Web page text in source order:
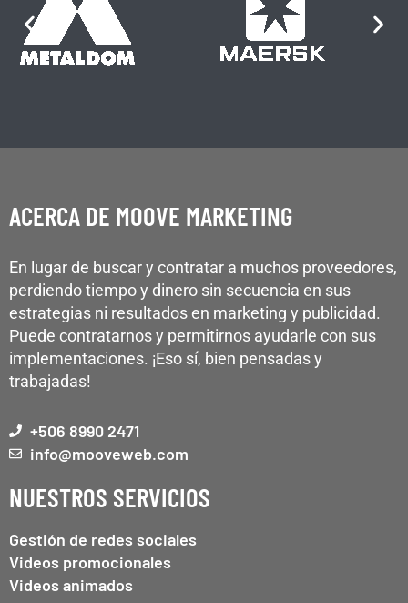
ACERCA DE MOOVE MARKETING
En lugar de buscar y contratar a muchos proveedores,
perdiendo tiempo y dinero sin secuencia en sus
estrategias ni resultados en marketing y publicidad.
Puede contratarnos y permitirnos ayudarle con sus
implementaciones. ¡Eso sí, bien pensadas y
trabajadas!
+506 8990 2471
info@mooveweb.com
NUESTROS SERVICIOS
Gestión de redes sociales
Videos promocionales
Videos animados